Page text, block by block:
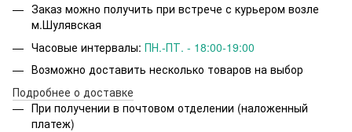
Заказ можно получить при встрече с курьером возле
м.Шулявская
Часовые интервалы: ПН.-ПТ. - 18:00-19:00
Возможно доставить несколько товаров на выбор
Подробнее о доставке
При получении в почтовом отделении (наложенный
платеж)